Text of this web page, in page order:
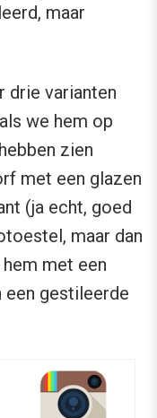
maar
drie varianten
we hem op
zien
met een glazen
(ja echt, goed
maar dan
met een
een gestileerde